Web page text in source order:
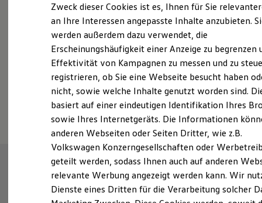
Laden
Laden unterwegs
Laden Zuhause
Ladezeitensimulator
Batterie
Sicherheit
Garantie und Lebensdauer
Nachhaltigkeit
Technologie
Kosten und Kauf
Verbrauchskosten
Kaufoptionen
E-Auto-Förderung
Software und Konnektivität
Die ID. Software 6
ID. Software Versionen und Updates
Digitale Extras
Schnittstellen zu Ihrem ID.
Fahrzeugangebot anfordern
Serviceanfrage stellen
Zweck dieser Cookies ist es, Ihnen für Sie
an Ihre Interessen angepasste Inhalte anzubieten.
werden außerdem dazu verwendet, die
Erscheinungshäufigkeit einer Anzeige zu begrenzen
Effektivität von Kampagnen zu messen und zu
registrieren, ob Sie eine Webseite besucht haben
nicht, sowie welche Inhalte genutzt worden sind.
basiert auf einer eindeutigen Identifikation Ihres
sowie Ihres Internetgeräts. Die Informationen
anderen Webseiten oder Seiten Dritter, wie z.B.
Volkswagen Konzerngesellschaften oder
geteilt werden, sodass Ihnen auch auf anderen
relevante Werbung angezeigt werden kann. Wir
Dienste eines Dritten für die Verarbeitung solcher